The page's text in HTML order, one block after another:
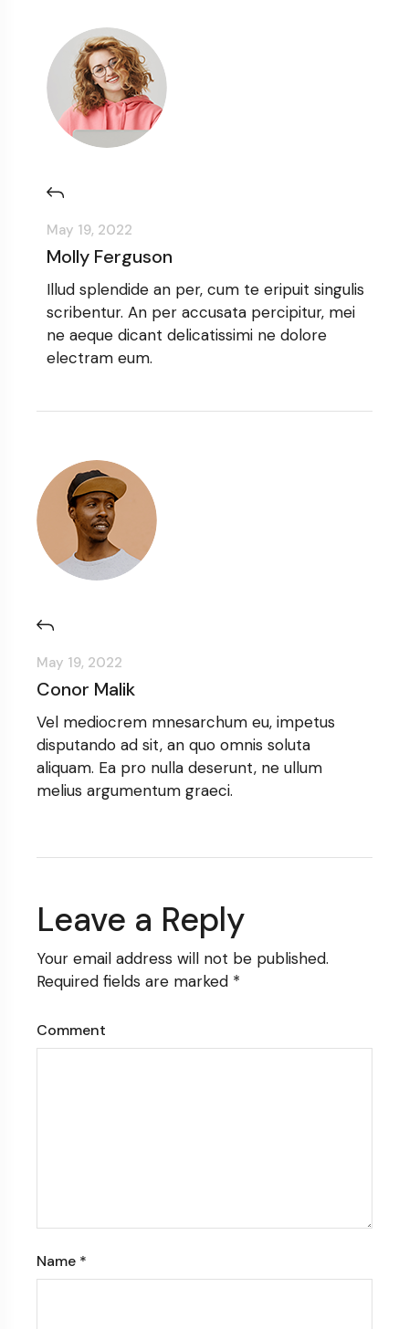
May 19, 2022
Molly Ferguson
Illud splendide an per, cum te eripuit singulis
scribentur. An per accusata percipitur, mei
ne aeque dicant delicatissimi ne dolore
electram eum.
May 19, 2022
Conor Malik
Vel mediocrem mnesarchum eu, impetus
disputando ad sit, an quo omnis soluta
aliquam. Ea pro nulla deserunt, ne ullum
melius argumentum graeci.
Leave a Reply
Your email address will not be published.
Required fields are marked *
Comment
Name *